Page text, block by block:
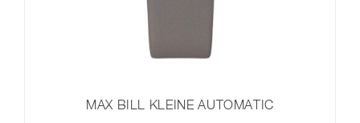
MAX BILL KLEINE AUTOMATIC